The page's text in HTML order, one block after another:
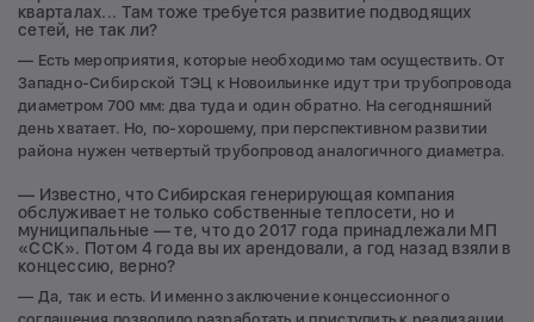
кварталах... Там тоже требуется развитие подводящих
сетей, не так ли?
— Есть мероприятия, которые необходимо там осуществить. От
Западно-Сибирской ТЭЦ к Новоильинке идут три трубопровода
диаметром 700 мм: два туда и один обратно. На сегодняшний
день хватает. Но, по-хорошему, при перспективном развитии
района нужен четвертый трубопровод аналогичного диаметра.
— Известно, что Сибирская генерирующая компания
обслуживает не только собственные теплосети, но и
муниципальные — те, что до 2017 года принадлежали МП
«ССК». Потом 4 года вы их арендовали, а год назад взяли в
концессию, верно?
— Да, так и есть. И именно заключение концессионного